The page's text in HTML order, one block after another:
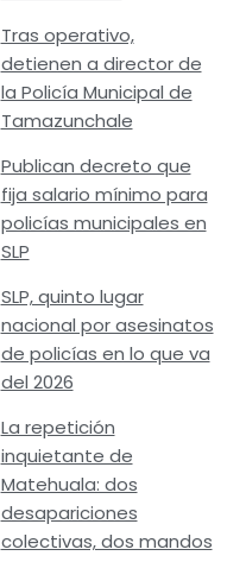
Tras operativo,
detienen a director de
la Policía Municipal de
Tamazunchale
Publican decreto que
fija salario mínimo para
policías municipales en
SLP
SLP, quinto lugar
nacional por asesinatos
de policías en lo que va
del 2026
La repetición
inquietante de
Matehuala: dos
desapariciones
colectivas, dos mandos